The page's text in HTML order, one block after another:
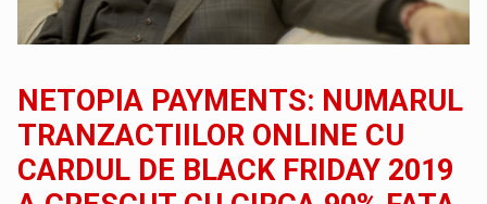
NETOPIA PAYMENTS: NUMARUL
TRANZACTIILOR ONLINE CU
CARDUL DE BLACK FRIDAY 2019